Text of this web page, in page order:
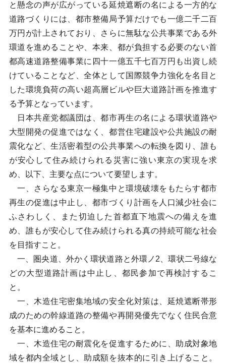
と懸念の声が広がっている延焼遮断の名による一方的な
道路づくりには、都市整備局予算だけでも一億二千二百
万円が計上されており、さらに無駄な公共事業である外
環道を進めることや、本来、都が負担する必要のない首
都高速道路整備事業に四十一億五千七百万円も出資し続
けていることなど、全体として国際競争力強化を名目と
した環境負荷の高い超高層ビルや巨大道路計画を推進す
る予算となっています。
日本共産党都議団は、都市再生の名による環状道路や
大型開発の促進ではなく、都営住宅建設や公共施設の耐
震化など、生活密着型の公共事業への転換を図り、誰も
が安心して住み続けられる災害に強い東京の実現を求
め、以下、主要な点について要望します。
一、さらなる東京一極集中と環境破壊をもたらす都市
再生の促進は中止し、都市づくり計画を人口減少社会に
ふさわしく、また切迫した首都直下地震への備えを進
め、誰もが安心して住み続けられる真の持続可能な社会
を目指すこと。
一、圏央道、外かく環状道路と外環ノ2、環状二号線な
どの大型道路計画は中止し、都民参加で再検討するこ
と。
一、木造住宅密集地域の安全化対策は、延焼遮断帯形
成のための幹線道路の整備や再開発優先でなく住民合意
を基本に進めること。
一、木造住宅の耐震化を促進するために、助成対象地
域を都内全域とし、助成額を抜本的に引き上げること。